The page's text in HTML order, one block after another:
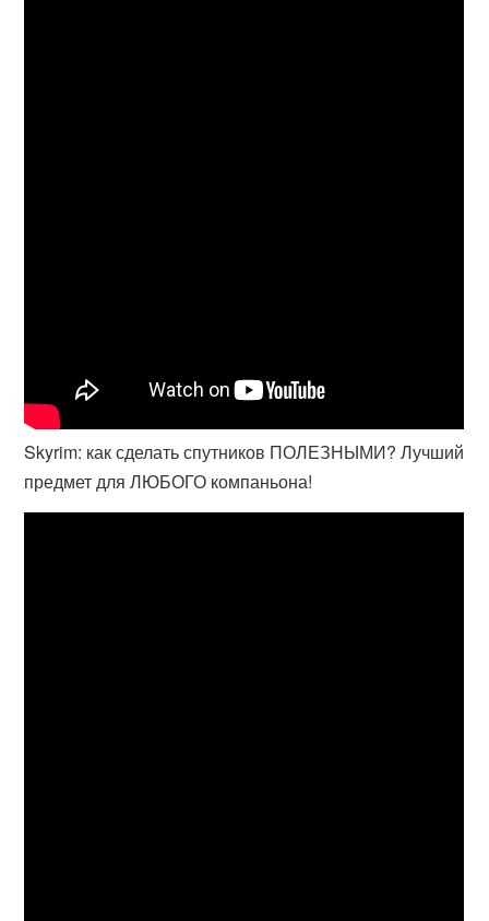
Skyrim: как сделать спутников ПОЛЕЗНЫМИ? Лучший
предмет для ЛЮБОГО компаньона!